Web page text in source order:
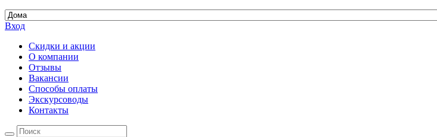
Вход
Скидки и акции
О компании
Отзывы
Вакансии
Способы оплаты
Экскурсоводы
Контакты